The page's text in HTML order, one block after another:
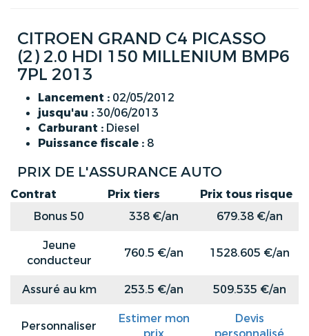
CITROEN GRAND C4 PICASSO
(2) 2.0 HDI 150 MILLENIUM BMP6
7PL 2013
Lancement : 02/05/2012
jusqu'au :30/06/2013
Carburant : Diesel
Puissance fiscale : 8
PRIX DE L'ASSURANCE AUTO
Contrat Prix tiers
Prix tous risque
Bonus 50
338 €/an
679.38 €/an
Jeune
conducteur
760.5 €/an 1528.605 €/an
Assuré au km 253.5 €/an 509.535 €/an
Personnaliser
Estimer mon
Devis